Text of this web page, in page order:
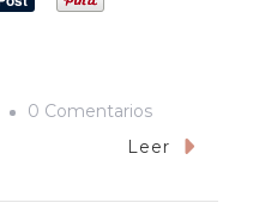
0 ComentariosEn
El
Leer